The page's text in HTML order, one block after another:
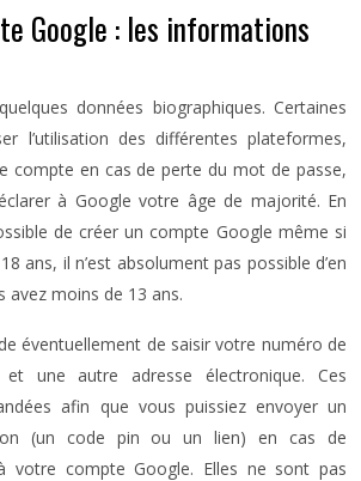
Google : les informations
données biographiques. Certaines
l’utilisation des différentes plateformes,
compte en cas de perte du mot de passe,
à Google votre âge de majorité. En
de créer un compte Google même si
ans, il n’est absolument pas possible d’en
avez moins de 13 ans.
éventuellement de saisir votre numéro de
et une autre adresse électronique. Ces
afin que vous puissiez envoyer un
(un code pin ou un lien) en cas de
votre compte Google. Elles ne sont pas